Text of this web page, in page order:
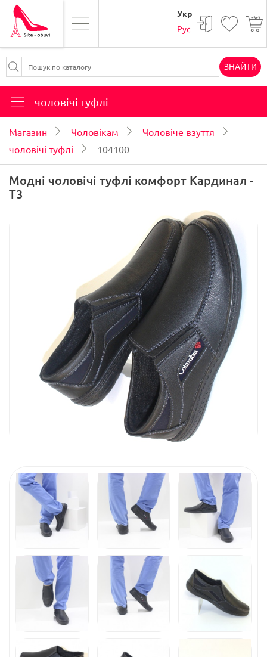
Укр
Рус
ЗНАЙТИ
чоловічі туфлі
Магазин Чоловікам
Чоловіче взуття
чоловічі туфлі
104100
Модні чоловічі туфлі комфорт Кардинал -
T3